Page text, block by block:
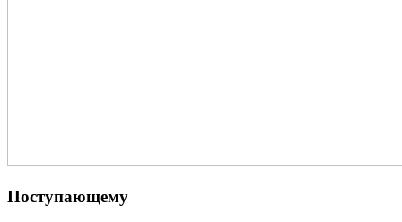
Поступающему